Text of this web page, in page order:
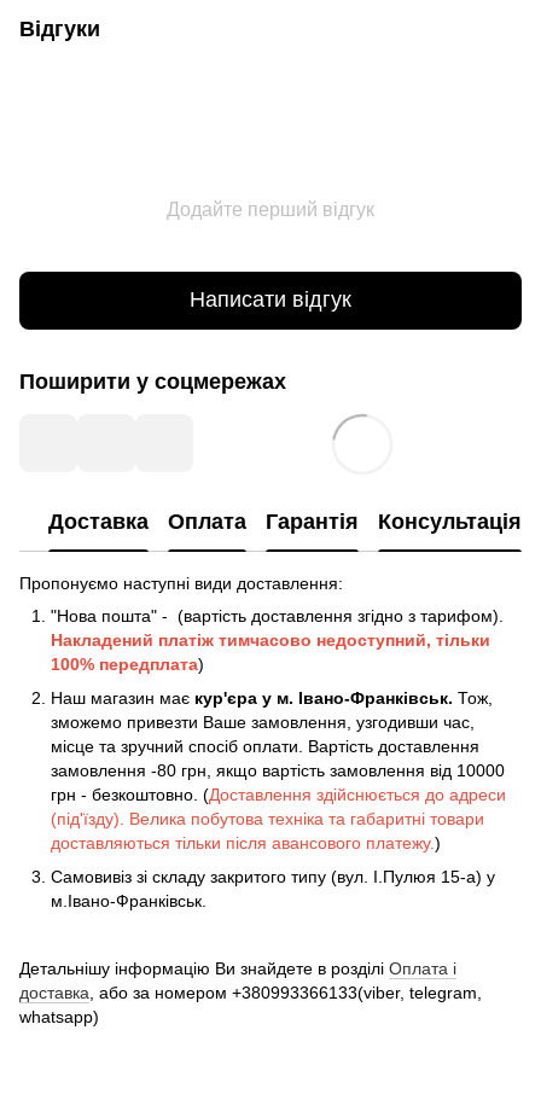
Відгуки
Додайте перший відгук
Написати відгук
Поширити у соцмережах
Доставка Оплата Гарантія Консультація
Пропонуємо наступні види доставлення:
"Нова пошта" - (вартість доставлення згідно з тарифом).
Накладений платіж тимчасово недоступний, тільки
100% передплата)
Наш магазин має кур'єра у м. Івано-Франківськ. Тож,
зможемо привезти Ваше замовлення, узгодивши час,
місце та зручний спосіб оплати. Вартість доставлення
замовлення -80 грн, якщо вартість замовлення від 10000
грн - безкоштовно. (Доставлення здійснюється до адреси
(під'їзду). Велика побутова техніка та габаритні товари
доставляються тільки після авансового платежу.)
Самовивіз зі складу закритого типу (вул. І.Пулюя 15-а) у
м.Івано-Франківськ.
Детальнішу інформацію Ви знайдете в розділі Оплата і
доставка , або за номером +380993366133(viber, telegram,
whatsapp)